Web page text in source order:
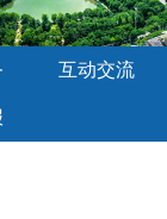
互动交流